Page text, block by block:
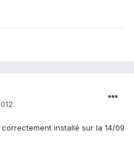
installé sur la 14/09